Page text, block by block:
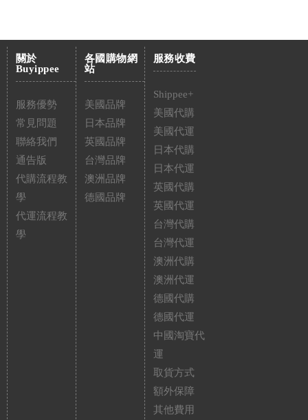
關於
Buyippee
服務優勢
常見問題
聯絡我們
通告版
代購流程教
學
代運流程教
學
各國購物網
站
美國品牌
日本品牌
英國品牌
台灣品牌
澳洲品牌
德國品牌
服務收費
Shippee+
美國代購
美國代運
日本代購
日本代運
英國代購
英國代運
台灣代購
台灣代運
澳洲代購
澳洲代運
德國代購
德國代運
中國淘寶代
運
取貨方式
額外保障
其他費用